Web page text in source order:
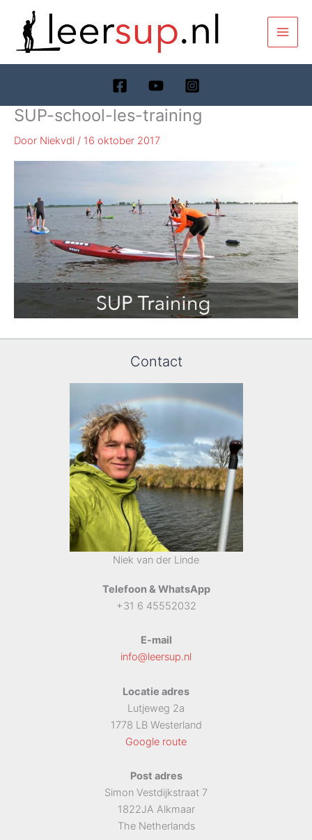
SUP-school-les-training
Door Niekvdl / 16 oktober 2017
Contact
Niek van der Linde
Telefoon & WhatsApp
+31 6 45552032
E-mail
info@leersup.nl
Locatie adres
Lutjeweg 2a
1778 LB Westerland
Google route
Post adres
Simon Vestdijkstraat 7
1822JA Alkmaar
The Netherlands